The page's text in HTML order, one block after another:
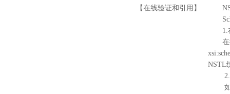
【在线验证和引用】
1.
在待
NSTL
2.
如需